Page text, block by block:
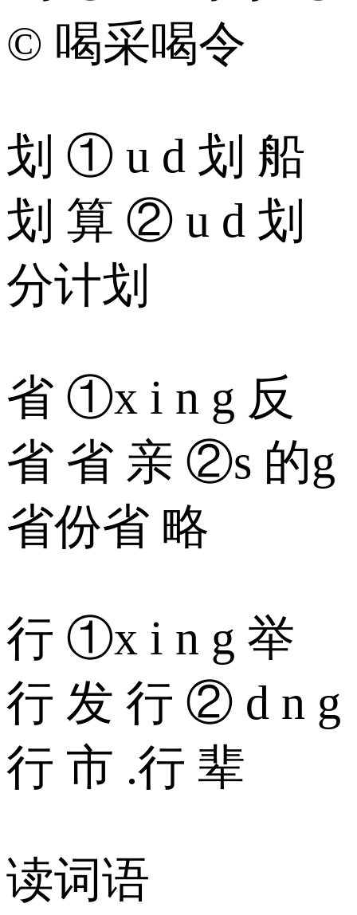
© 喝采喝令
划 ① u d 划 船
划 算 ② u d 划
分计划
省 ①x i n g 反
省 省 亲 ②s 的g
省份省 略
行 ①x i n g 举
行 发 行 ② d n g
行 市 .行 辈
读词语